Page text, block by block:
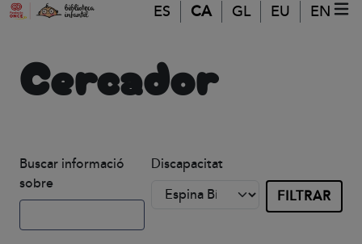
Vés al contingut ES CA GL EU EN
Cercador
Buscar informació
sobre
Discapacitat